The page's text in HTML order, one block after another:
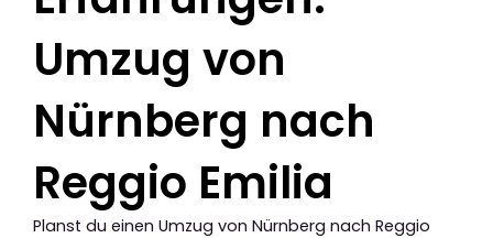
Umzug von
Nürnberg nach
Reggio Emilia
Planst du einen Umzug von Nürnberg nach Reggio